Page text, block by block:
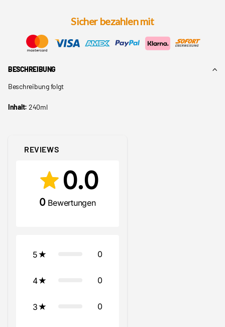
Sicher bezahlen mit
BESCHREIBUNG
Beschreibung folgt
Inhalt: 240ml
REVIEWS
0.0
0 Bewertungen
5 0
4 0
3 0